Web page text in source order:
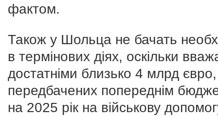
фактом.
Також у Шольца не бачать
в термінових діях, оскільки
достатніми близько 4 млрд євро,
передбачених попереднім
на 2025 рік на військову